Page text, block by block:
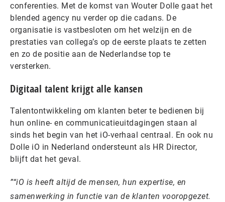
conferenties. Met de komst van Wouter Dolle gaat het
blended agency nu verder op die cadans. De
organisatie is vastbesloten om het welzijn en de
prestaties van collega’s op de eerste plaats te zetten
en zo de positie aan de Nederlandse top te
versterken.
Digitaal talent krijgt alle kansen
Talentontwikkeling om klanten beter te bedienen bij
hun online- en communicatieuitdagingen staan al
sinds het begin van het iO-verhaal centraal. En ook nu
Dolle iO in Nederland ondersteunt als HR Director,
blijft dat het geval.
“iO is heeft altijd de mensen, hun expertise, en
samenwerking in functie van de klanten vooropgezet.